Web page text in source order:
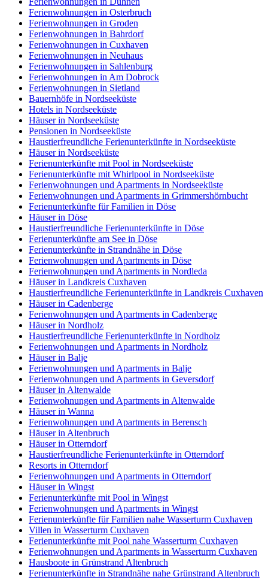
Ferienwohnungen in Osterbruch
Ferienwohnungen in Groden
Ferienwohnungen in Bahrdorf
Ferienwohnungen in Cuxhaven
Ferienwohnungen in Neuhaus
Ferienwohnungen in Sahlenburg
Ferienwohnungen in Am Dobrock
Ferienwohnungen in Sietland
Bauernhöfe in Nordseeküste
Hotels in Nordseeküste
Häuser in Nordseeküste
Pensionen in Nordseeküste
Haustierfreundliche Ferienunterkünfte in Nordseeküste
Häuser in Nordseeküste
Ferienunterkünfte mit Pool in Nordseeküste
Ferienunterkünfte mit Whirlpool in Nordseeküste
Ferienwohnungen und Apartments in Nordseeküste
Ferienwohnungen und Apartments in Grimmershörnbucht
Ferienunterkünfte für Familien in Döse
Häuser in Döse
Haustierfreundliche Ferienunterkünfte in Döse
Ferienunterkünfte am See in Döse
Ferienunterkünfte in Strandnähe in Döse
Ferienwohnungen und Apartments in Döse
Ferienwohnungen und Apartments in Nordleda
Häuser in Landkreis Cuxhaven
Haustierfreundliche Ferienunterkünfte in Landkreis Cuxhaven
Häuser in Cadenberge
Ferienwohnungen und Apartments in Cadenberge
Häuser in Nordholz
Haustierfreundliche Ferienunterkünfte in Nordholz
Ferienwohnungen und Apartments in Nordholz
Häuser in Balje
Ferienwohnungen und Apartments in Balje
Ferienwohnungen und Apartments in Geversdorf
Häuser in Altenwalde
Ferienwohnungen und Apartments in Altenwalde
Häuser in Wanna
Ferienwohnungen und Apartments in Berensch
Häuser in Altenbruch
Häuser in Otterndorf
Haustierfreundliche Ferienunterkünfte in Otterndorf
Resorts in Otterndorf
Ferienwohnungen und Apartments in Otterndorf
Häuser in Wingst
Ferienunterkünfte mit Pool in Wingst
Ferienwohnungen und Apartments in Wingst
Ferienunterkünfte für Familien nahe Wasserturm Cuxhaven
Villen in Wasserturm Cuxhaven
Ferienunterkünfte mit Pool nahe Wasserturm Cuxhaven
Ferienwohnungen und Apartments in Wasserturm Cuxhaven
Hausboote in Grünstrand Altenbruch
Ferienunterkünfte in Strandnähe nahe Grünstrand Altenbruch